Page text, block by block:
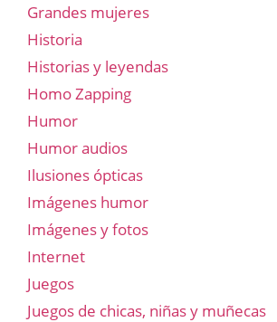
Grandes mujeres
Historia
Historias y leyendas
Homo Zapping
Humor
Humor audios
Ilusiones ópticas
Imágenes humor
Imágenes y fotos
Internet
Juegos
Juegos de chicas, niñas y muñecas